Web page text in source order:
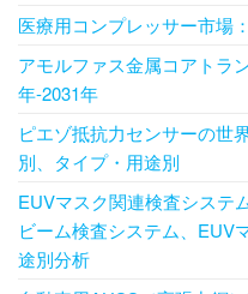
医療用コンプレッサー市場
アモルファス金属コアトラ
年-2031年
ピエゾ抵抗力センサーの世
別、タイプ・用途別
EUVマスク関連検査システ
ビーム検査システム、EUV
途別分析